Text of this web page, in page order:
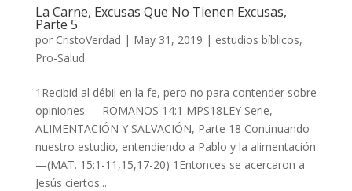
La Carne, Excusas Que No Tienen Excusas,
Parte 5
por CristoVerdad | May 31, 2019 | estudios bíblicos,
Pro-Salud
1Recibid al débil en la fe, pero no para contender sobre
opiniones. —ROMANOS 14:1 MPS18LEY Serie,
ALIMENTACIÓN Y SALVACIÓN, Parte 18 Continuando
nuestro estudio, entendiendo a Pablo y la alimentación
—(MAT. 15:1-11,15,17-20) 1Entonces se acercaron a
Jesús ciertos...